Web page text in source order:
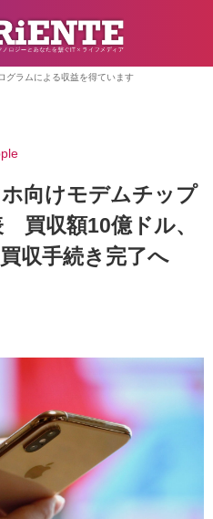
グラムによる収益を得ています
向けモデムチップ
買収額10億ドル、
収手続き完了へ